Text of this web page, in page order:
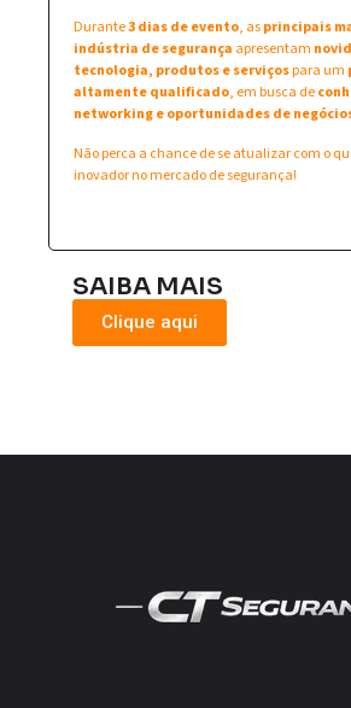
Durante3 dias de evento, asprincipais
indústria de segurança apresentam
tecnologia, produtos e serviçospara um
altamente qualificado, em busca de
networking e oportunidades de
Não perca a chance de se atualizar com o
inovador no mercado de segurança!
SAIBA MAIS
Clique aqui